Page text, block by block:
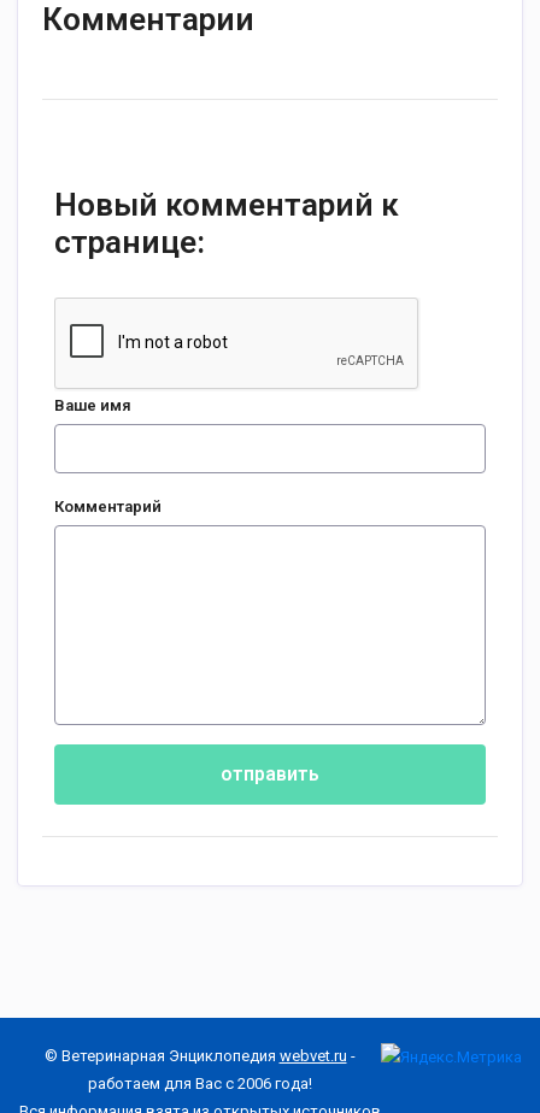
Комментарии
Новый комментарий к
странице:
Ваше имя
Комментарий
отправить
© Ветеринарная Энциклопедия webvet.ru -
работаем для Вас с 2006 года!